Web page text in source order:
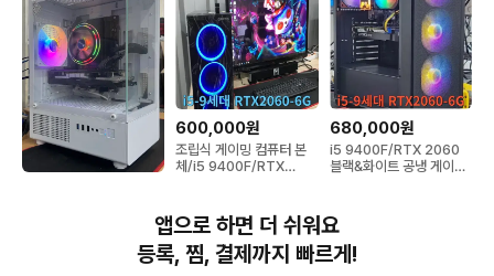
고)9400F2060 게이밍
600,000원
조립식 게이밍 컴퓨터 본
체/i5 9400F/RTX
680,000원
i5 9400F/RTX 2060
블랙&화이트 공냉 게이밍
앱으로 하면 더 쉬워요
등록, 찜, 결제까지 빠르게!